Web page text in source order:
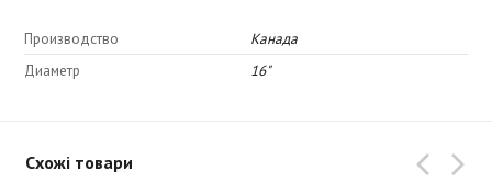
Производство
Канада
Диаметр
16"
Схожі товари